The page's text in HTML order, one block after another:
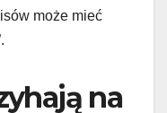
może mieć
na